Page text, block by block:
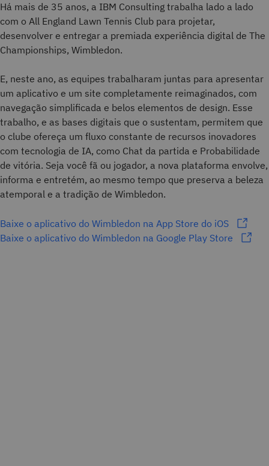
Há mais de 35 anos, a IBM Consulting trabalha lado a lado
com o All England Lawn Tennis Club para projetar,
desenvolver e entregar a premiada experiência digital de The
Championships, Wimbledon.
E, neste ano, as equipes trabalharam juntas para apresentar
um aplicativo e um site completamente reimaginados, com
navegação simplificada e belos elementos de design. Esse
trabalho, e as bases digitais que o sustentam, permitem que
o clube ofereça um fluxo constante de recursos inovadores
com tecnologia de IA, como Chat da partida e Probabilidade
de vitória. Seja você fã ou jogador, a nova plataforma envolve,
informa e entretém, ao mesmo tempo que preserva a beleza
atemporal e a tradição de Wimbledon.
Baixe o aplicativo do Wimbledon na App Store do iOS
Baixe o aplicativo do Wimbledon na Google Play Store